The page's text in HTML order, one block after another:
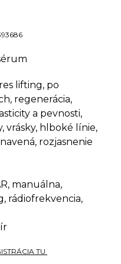
lifting, po
regenerácia,
a pevnosti,
vrásky, hlboké línie,
rozjasnenie
manuálna,
rádiofrekvencia,
TU